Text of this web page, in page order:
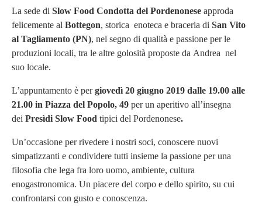
La sede di Slow Food Condotta del Pordenonese approda
felicemente al Bottegon, storica enoteca e braceria di San Vito
al Tagliamento (PN), nel segno di qualità e passione per le
produzioni locali, tra le altre golosità proposte da Andrea nel
suo locale.
L’appuntamento è pergiovedì 20 giugno 2019 dalle 19.00 alle
21.00 in Piazza del Popolo, 49 per un aperitivo all’insegna
dei Presìdi Slow Food tipici del Pordenonese.
Un’occasione per rivedere i nostri soci, conoscere nuovi
simpatizzanti e condividere tutti insieme la passione per una
filosofia che lega fra loro uomo, ambiente, cultura
enogastronomica. Un piacere del corpo e dello spirito, su cui
confrontarsi con gusto e conoscenza.